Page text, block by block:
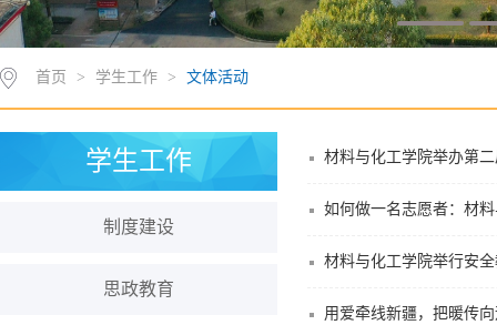
首页 > 学生工作 > 文体活动
学生工作
制度建设
思政教育
材料与化工学院举办第
如何做一名志愿者：材
材料与化工学院举行安
用爱牵线新疆，把暖传